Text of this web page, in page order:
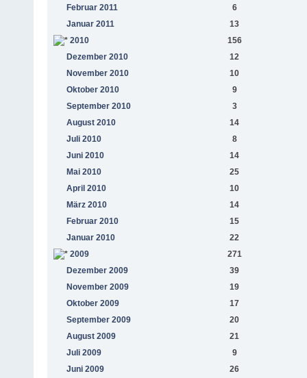
Februar 2011
6
Januar 2011
13
2010
156
Dezember 2010
12
November 2010
10
Oktober 2010
9
September 2010
3
August 2010
14
Juli 2010
8
Juni 2010
14
Mai 2010
25
April 2010
10
März 2010
14
Februar 2010
15
Januar 2010
22
2009
271
Dezember 2009
39
November 2009
19
Oktober 2009
17
September 2009
20
August 2009
21
Juli 2009
9
Juni 2009
26